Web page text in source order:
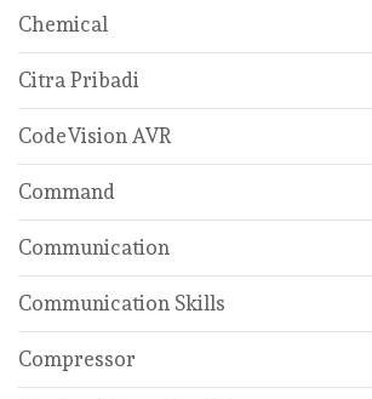
Chemical
Citra Pribadi
CodeVision AVR
Command
Communication
Communication Skills
Compressor